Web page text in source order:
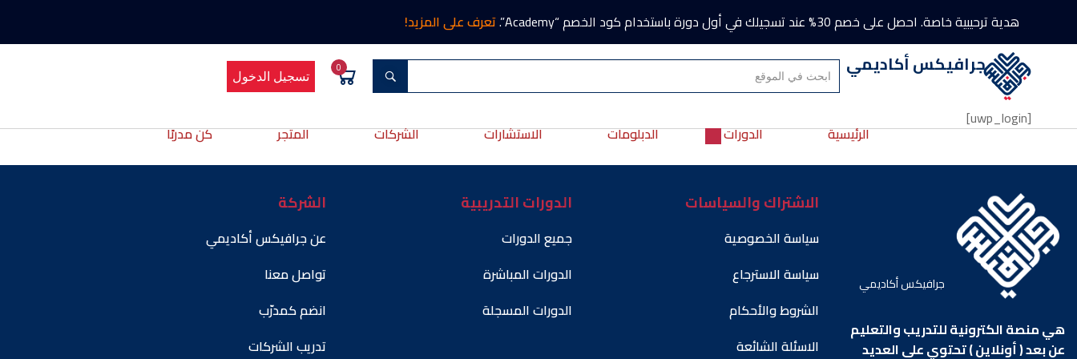
هدية ترحيبية خاصة. احصل على خصم 30% عند تسجيلك في أول دورة باستخدام كود الخصم “Academy”. تعرف على المزيد!
جرافيكس أكاديمي 0
تسجيل الدخول
الرئيسية الدورات الدبلومات الاستشارات الشركات المتجر كن مدربًا
[uwp_login]
جرافيكس أكاديمي
هي منصة الكترونية للتدريب والتعليم
عن بعد ( أونلاين ) تحتوي على العديد
الاشتراك والسياسات
سياسة الخصوصية
سياسة الاسترجاع
الشروط والأحكام
الاسئلة الشائعة
الدورات التدريبية
جميع الدورات
الدورات المباشرة
الدورات المسجلة
الشركة
عن جرافيكس أكاديمي
تواصل معنا
انضم كمدرّب
تدريب الشركات